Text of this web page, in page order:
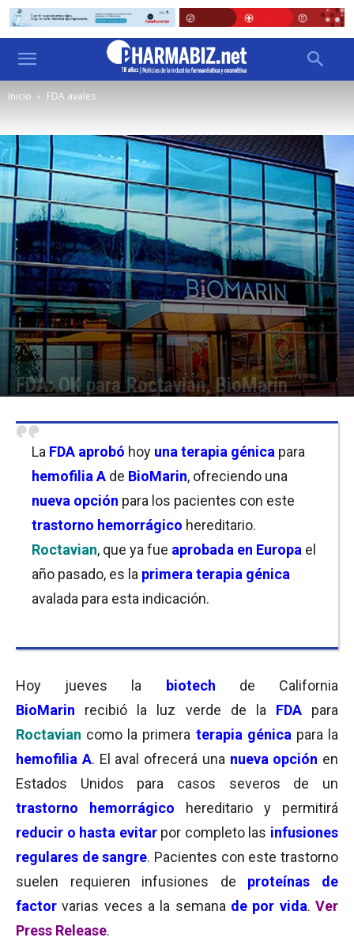
Inicio FDA avales
FDA: OK para Roctavian, BioMarin
La FDA aprobó hoy una terapia génica para
hemofilia A de BioMarin, ofreciendo una
nueva opción para los pacientes con este
trastorno hemorrágico hereditario.
Roctavian, que ya fue aprobada en Europa el
año pasado, es la primera terapia génica
avalada para esta indicación.
Hoy jueves la biotech
de California
BioMarin recibió la luz verde de la FDA
para
Roctavian como la primera terapia génica para la
hemofilia A. El aval ofrecerá una nueva opción en
Estados Unidos para casos severos de un
trastorno hemorrágico hereditario y permitirá
reducir o hasta evitar por completo las infusiones
regulares de sangre. Pacientes con este trastorno
suelen requieren infusiones de proteínas de
factor varias veces a la semana de por vida.Ver
Press Release.